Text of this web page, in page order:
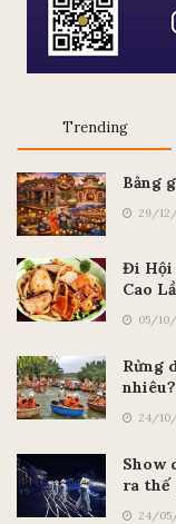
Trending
Bảng
29/
Đi Hội
Cao
05/
Rừng
24/
Show
ra thế
24/